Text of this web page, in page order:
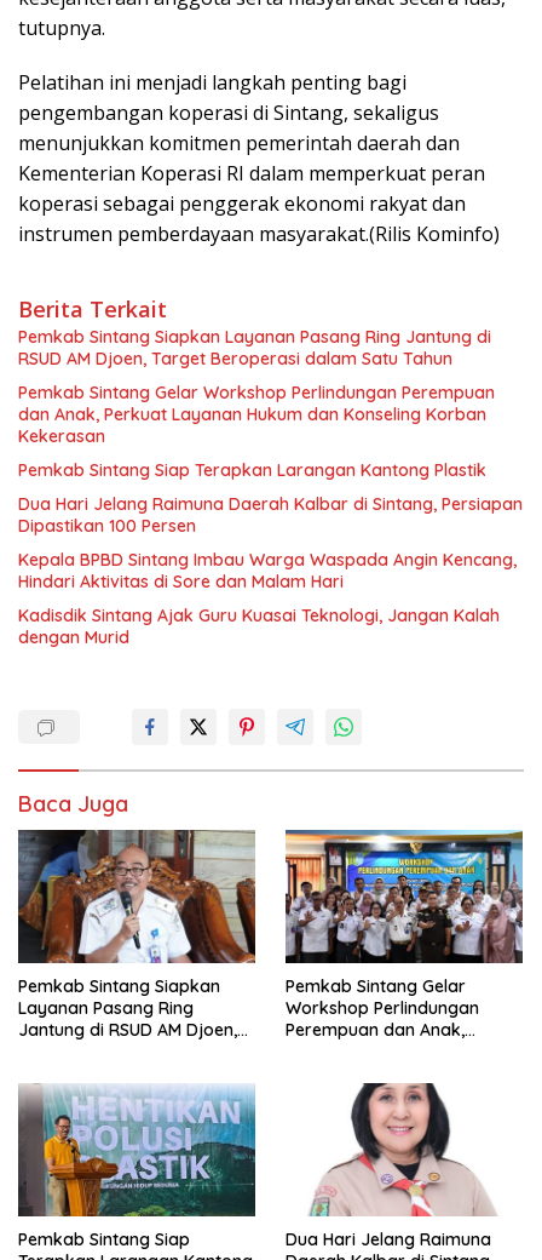
tutupnya.
Pelatihan ini menjadi langkah penting bagi
pengembangan koperasi di Sintang, sekaligus
menunjukkan komitmen pemerintah daerah dan
Kementerian Koperasi RI dalam memperkuat peran
koperasi sebagai penggerak ekonomi rakyat dan
instrumen pemberdayaan masyarakat.(Rilis Kominfo)
Berita Terkait
Pemkab Sintang Siapkan Layanan Pasang Ring Jantung di
RSUD AM Djoen, Target Beroperasi dalam Satu Tahun
Pemkab Sintang Gelar Workshop Perlindungan Perempuan
dan Anak, Perkuat Layanan Hukum dan Konseling Korban
Kekerasan
Pemkab Sintang Siap Terapkan Larangan Kantong Plastik
Dua Hari Jelang Raimuna Daerah Kalbar di Sintang, Persiapan
Dipastikan 100 Persen
Kepala BPBD Sintang Imbau Warga Waspada Angin Kencang,
Hindari Aktivitas di Sore dan Malam Hari
Kadisdik Sintang Ajak Guru Kuasai Teknologi, Jangan Kalah
dengan Murid
Baca Juga
Pemkab Sintang Siapkan
Layanan Pasang Ring
Jantung di RSUD AM Djoen,
Pemkab Sintang Gelar
Workshop Perlindungan
Perempuan dan Anak,
Pemkab Sintang Siap
Dua Hari Jelang Raimuna